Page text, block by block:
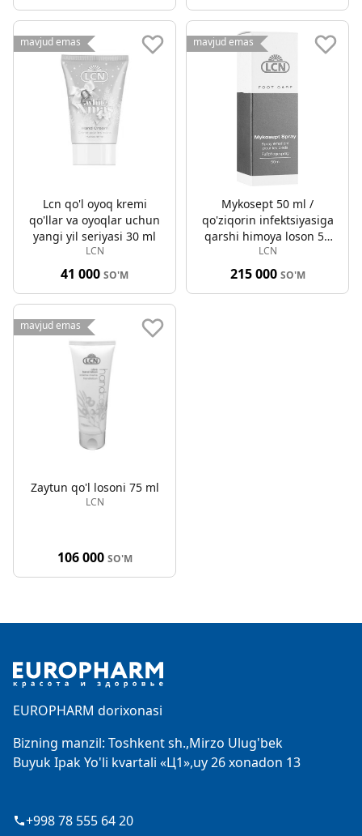
mavjud emas
Lcn qo'l oyoq kremi
qo'llar va oyoqlar uchun
yangi yil seriyasi 30 ml
LCN
41 000 SO'M
mavjud emas
Mykosept 50 ml /
qo'ziqorin infektsiyasiga
qarshi himoya loson 50
ml
LCN
215 000 SO'M
mavjud emas
Zaytun qo'l losoni 75 ml
LCN
106 000 SO'M
EUROPHARM dorixonasi
Bizning manzil: Toshkent sh.,Mirzo Ulug'bek
Buyuk Ipak Yo'li kvartali «Ц1»,uy 26 xonadon 13
+998 78 555 64 20